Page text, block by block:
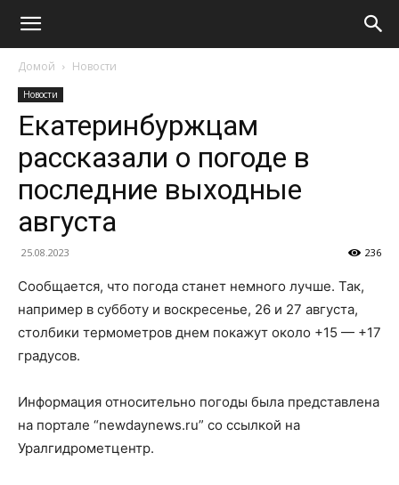
Домой Новости
Новости
Екатеринбуржцам
рассказали о погоде в
последние выходные
августа
25.08.2023 236
Сообщается, что погода станет немного лучше. Так,
например в субботу и воскресенье, 26 и 27 августа,
столбики термометров днем покажут около +15 — +17
градусов.
Информация относительно погоды была представлена
на портале “newdaynews.ru” со ссылкой на
Уралгидрометцентр.